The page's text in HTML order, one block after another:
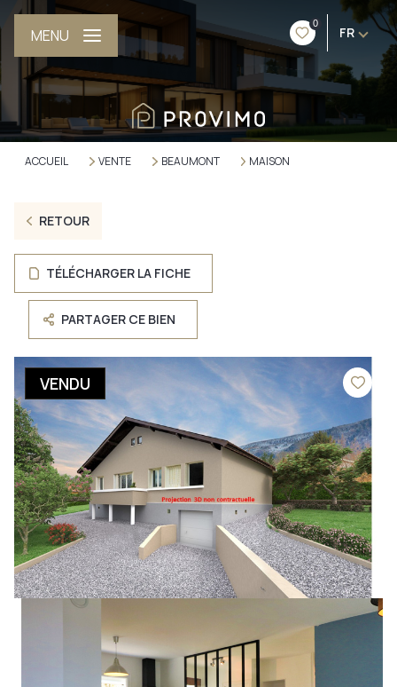
0
FR
MENU
ACCUEIL VENTE BEAUMONT MAISON
RETOUR
TÉLÉCHARGER LA FICHE
PARTAGER CE BIEN
VENDU